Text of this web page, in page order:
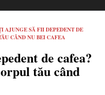
AJUNGE SĂ FII DEPEDENT DE
CÂND NU BEI CAFEA
de cafea?
tău când